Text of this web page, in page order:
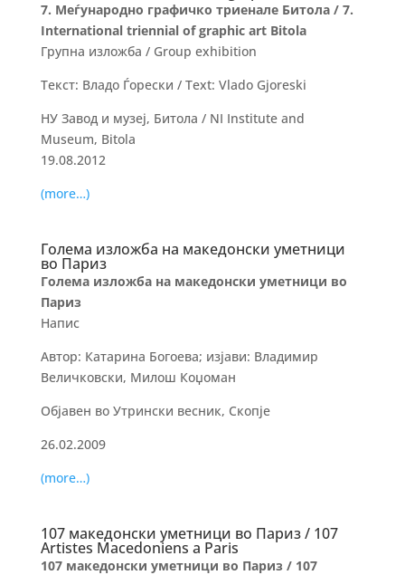
7. Меѓународно графичко триенале Битола / 7.
International triennial of graphic art Bitola
Групна изложба / Group exhibition
Текст: Владо Ѓорески / Text: Vlado Gjoreski
НУ Завод и музеј, Битола / NI Institute and
Museum, Bitola
19.08.2012
(more…)
Голема изложба на македонски уметници
во Париз
Голема изложба на македонски уметници во
Париз
Напис
Автор: Катарина Богоева; изјави: Владимир
Величковски, Милош Коџоман
Објавен во Утрински весник, Скопје
26.02.2009
(more…)
107 македонски уметници во Париз / 107
Artistes Macedoniens a Paris
107 македонски уметници во Париз / 107